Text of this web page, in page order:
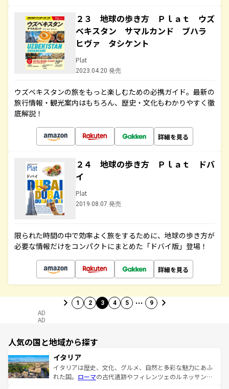
２３ 地球の歩き方 Ｐｌａｔ ウズ
ベキスタン サマルカンド ブハラ
ヒヴァ タシケント
Plat
2023.04.20 発売
ウズベキスタンの旅をもっと楽しむための必携ガイド。最新の
旅行情報・観光案内はもちろん、歴史・文化もわかりやすく徹
底解説！
詳細を見る
２４ 地球の歩き方 Ｐｌａｔ ドバ
イ
Plat
2019.08.07 発売
限られた時間の中で効率よく旅をするために、地球の歩き方が
必要な情報だけをコンパクトにまとめた「ドバイ版」登場！
詳細を見る
1 2 3 4 5 … 9
AD
AD
人気の国と地域から探す
イタリア
イタリアは歴史、文化、グルメ、自然と多彩な魅力にあふ
れた国。 ローマの古代遺跡やフィレンツェのルネッサンス